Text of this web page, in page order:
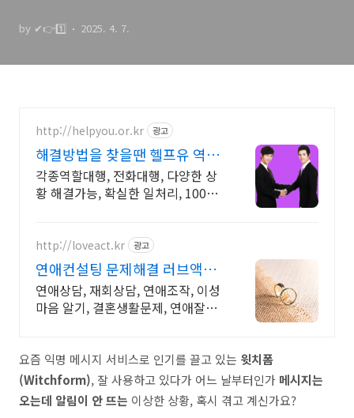
by ✔👉1️⃣ 2025. 4. 7.
http://helpyou.or.kr 광고
해결방법을 찾을땐 헬프유 역할
대행, 상황연출 전문업체
각종역할대행, 전화대행, 다양한 상
황 해결가능, 확실한 일처리, 100%
http://loveact.kr 광고
연애컨설팅 문제해결 러브액트
2011년 개업 오랜 업력
연애상담, 재회상담, 연애조작, 이성
마음 알기, 결혼생활문제, 연애잘하
의부탁드립니다.
요즘 익명 메시지 서비스로 인기를 끌고 있는 윗치폼
(Witchform), 잘 사용하고 있다가 어느 날부터인가 메시지는
오는데 알림이 안 뜨는 이상한 상황, 혹시 겪고 계신가요?